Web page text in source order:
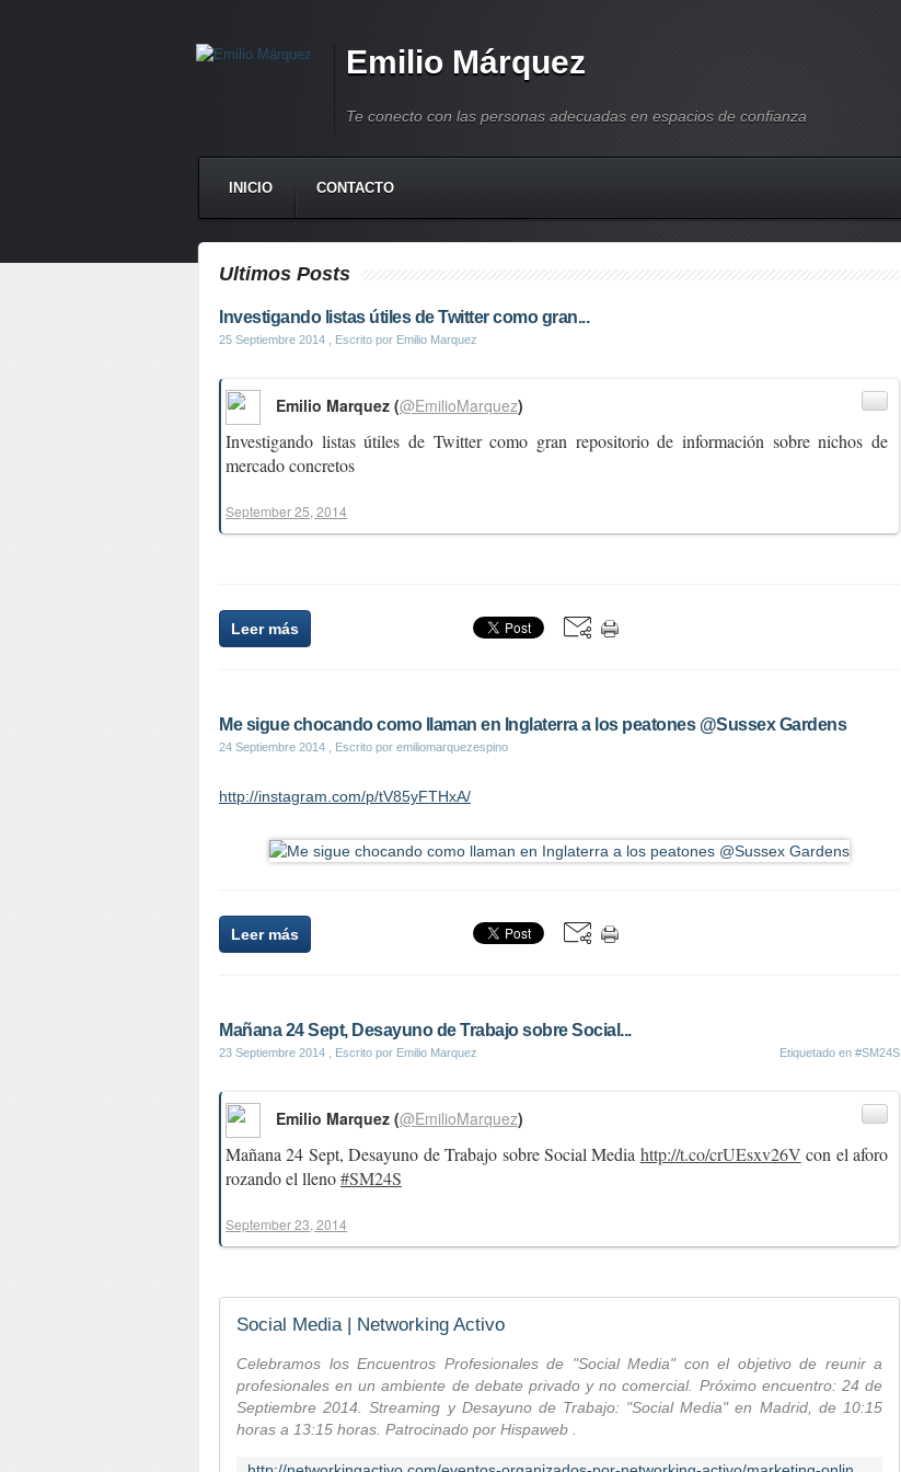
Emilio Márquez
Te conecto con las personas adecuadas en espacios de confianza
INICIO CONTACTO
Ultimos Posts
Investigando listas útiles de Twitter como gran...
25 Septiembre 2014 , Escrito por Emilio Marquez
Investigando listas útiles de Twitter como gran repositorio de información sobre nichos de
mercado concretos
Emilio Marquez (@EmilioMarquez)
September 25, 2014
Leer más
Me sigue chocando como llaman en Inglaterra a los peatones @Sussex Gardens
24 Septiembre 2014 , Escrito por emiliomarquezespino
http://instagram.com/p/tV85yFTHxA/
Leer más
Mañana 24 Sept, Desayuno de Trabajo sobre Social...
23 Septiembre 2014 , Escrito por Emilio Marquez Etiquetado en #SM24S
Mañana 24 Sept, Desayuno de Trabajo sobre Social Media http://t.co/crUEsxv26V con el aforo
rozando el lleno#SM24S
Emilio Marquez (@EmilioMarquez)
September 23, 2014
Social Media | Networking Activo
Celebramos los Encuentros Profesionales de "Social Media" con el objetivo de reunir a
profesionales en un ambiente de debate privado y no comercial. Próximo encuentro: 24 de
Septiembre 2014. Streaming y Desayuno de Trabajo: "Social Media" en Madrid, de 10:15
horas a 13:15 horas. Patrocinado por Hispaweb .